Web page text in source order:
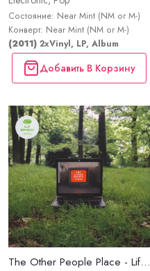
Состояние: Near Mint (NM or M-)
Конверт: Near Mint (NM or M-)
(2011) 2xVinyl, LP, Album
Добавить В Корзину
The Other People Place - Lifestyles Of The Laptop Café